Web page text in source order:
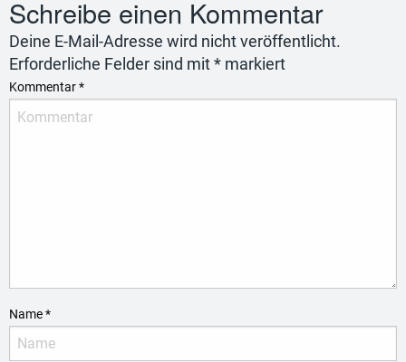
Schreibe einen Kommentar
Deine E-Mail-Adresse wird nicht veröffentlicht.
Erforderliche Felder sind mit * markiert
Kommentar*
Name*